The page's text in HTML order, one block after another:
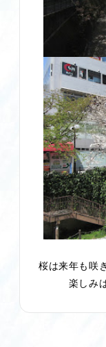
桜は来年も咲
楽しみ